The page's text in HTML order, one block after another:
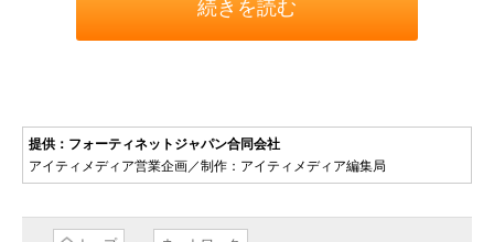
続きを読む
提供：フォーティネットジャパン合同会社
アイティメディア営業企画／制作：アイティメディア編集局